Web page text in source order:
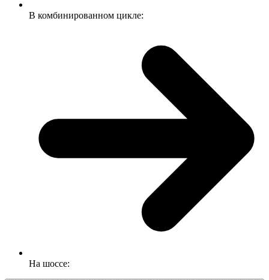
В комбинированном цикле:
На шоссе: